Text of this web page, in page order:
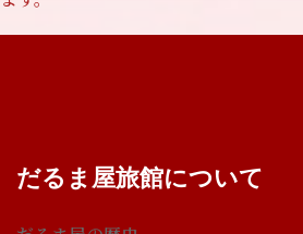
だるま屋旅館について